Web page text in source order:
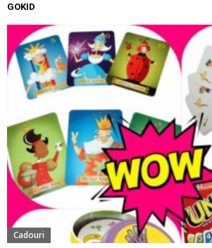
GOKID
Cadouri